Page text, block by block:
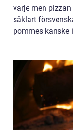
varje men
såklart
pommes kanske